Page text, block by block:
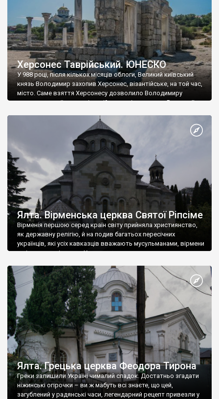
Херсонес Таврійський. ЮНЕСКО
У 988 році, після кількох місяців облоги, Великий київський
князь Володимир захопив Херсонес, візантійське, на той час,
місто. Саме взяття Херсонесу дозволило Володимиру
диктувати свої умови візантійському імператору Василю ІІ, та
Херсонесі Володимир-язичник, став Василем-християнином.
А потім було Хрещення Русі. На честь Херсонесу Таврійського
Ялта. Вірменська церква Святої Ріпсіме
Вірменія першою серед країн світу прийняла християнство,
як державну релігію, й на подив багатьох пересічних
українців, які усіх кавказців вважають мусульманами, вірмени
є відданими вірянами Христа
Ялта. Грецька церква Феодора Тирона
Греки залишили Україні чималий спадок. Достатньо згадати
ніжинські огірочки – ви ж мабуть всі знаєте, що цей,
загублений у радянські часи, легендарний рецепт привезли у